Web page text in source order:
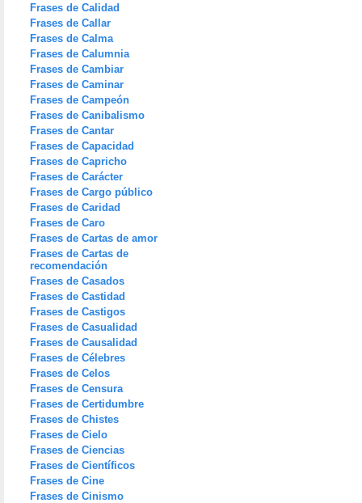
Frases de Calidad
Frases de Callar
Frases de Calma
Frases de Calumnia
Frases de Cambiar
Frases de Caminar
Frases de Campeón
Frases de Canibalismo
Frases de Cantar
Frases de Capacidad
Frases de Capricho
Frases de Carácter
Frases de Cargo público
Frases de Caridad
Frases de Caro
Frases de Cartas de amor
Frases de Cartas de
recomendación
Frases de Casados
Frases de Castidad
Frases de Castigos
Frases de Casualidad
Frases de Causalidad
Frases de Célebres
Frases de Celos
Frases de Censura
Frases de Certidumbre
Frases de Chistes
Frases de Cielo
Frases de Ciencias
Frases de Científicos
Frases de Cine
Frases de Cinismo